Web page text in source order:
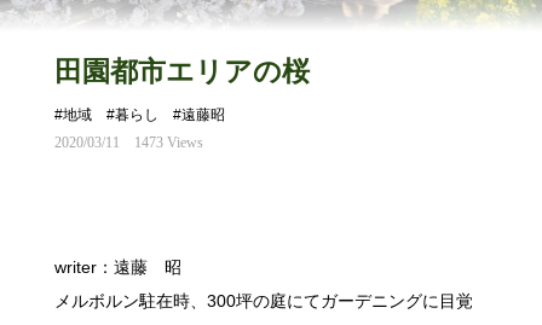
田園都市エリアの桜
#地域 #暮らし
#遠藤昭
2020/03/11
1473 Views
writer：遠藤 昭
メルボルン駐在時、300坪の庭にてガーデニングに目覚